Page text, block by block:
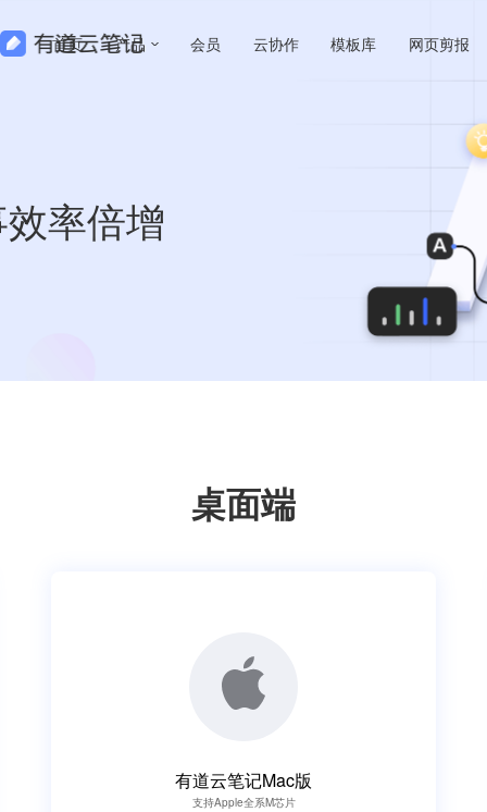
首页 产品 会员 云协作 模板库 网页剪报
率倍增
桌面端
有道云笔记Mac版
支持Apple全系M芯片